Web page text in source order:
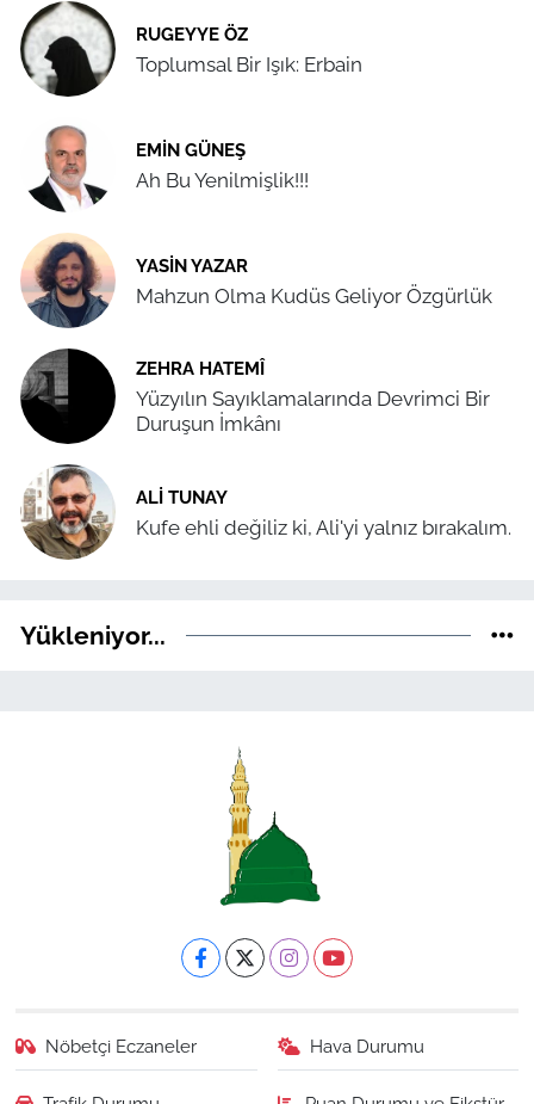
RUGEYYE ÖZ
Toplumsal Bir Işık: Erbain
EMIN GÜNEŞ
Ah Bu Yenilmişlik!!!
YASIN YAZAR
Mahzun Olma Kudüs Geliyor Özgürlük
ZEHRA HATEMÎ
Yüzyılın Sayıklamalarında Devrimci Bir
Duruşun İmkânı
ALI TUNAY
Kufe ehli değiliz ki, Ali'yi yalnız bırakalım.
Yükleniyor...
Nöbetçi Eczaneler Hava Durumu